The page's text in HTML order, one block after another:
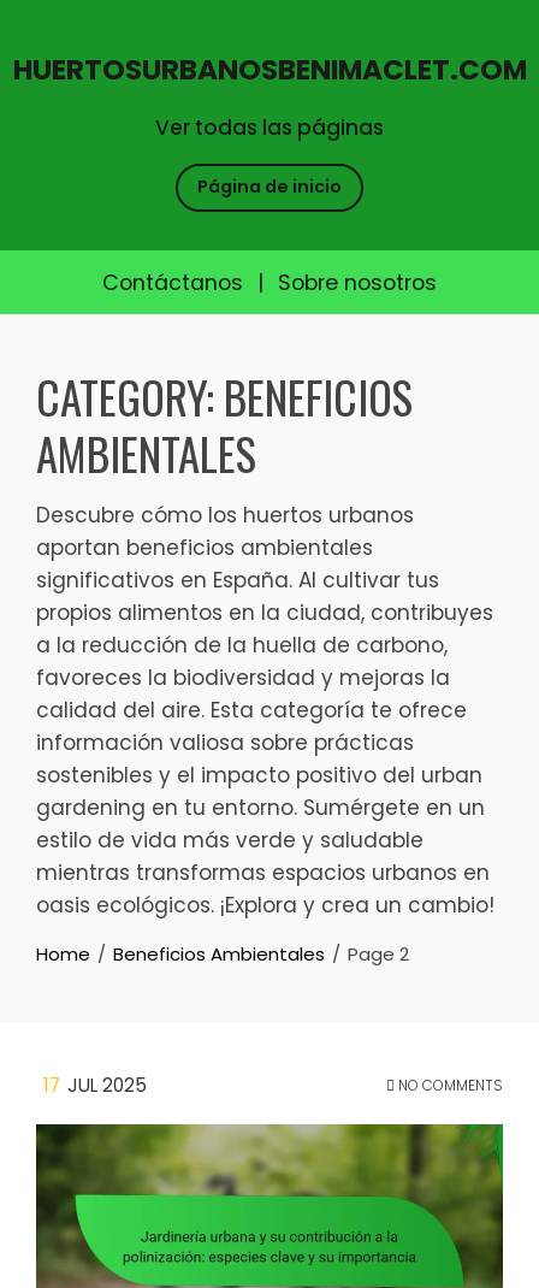
Ver todas las páginas
HUERTOSURBANOSBENIMACLET.COM
Página de inicio
Contáctanos | Sobre nosotros
contentCATEGORY: BENEFICIOS
AMBIENTALES
Descubre cómo los huertos urbanos
aportan beneficios ambientales
significativos en España. Al cultivar tus
propios alimentos en la ciudad, contribuyes
a la reducción de la huella de carbono,
favoreces la biodiversidad y mejoras la
calidad del aire. Esta categoría te ofrece
información valiosa sobre prácticas
sostenibles y el impacto positivo del urban
gardening en tu entorno. Sumérgete en un
estilo de vida más verde y saludable
mientras transformas espacios urbanos en
oasis ecológicos. ¡Explora y crea un cambio!
Home Beneficios Ambientales Page 2
17 JUL 2025 NO COMMENTS